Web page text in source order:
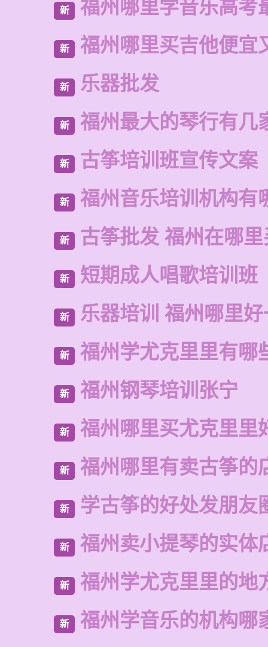
新 福州哪里学音乐高考
新 福州哪里买吉他便宜
新 乐器批发
新 福州最大的琴行有几
新 古筝培训班宣传文案
新 福州音乐培训机构有
新 古筝批发 福州在哪
新 短期成人唱歌培训班
新 乐器培训 福州哪里
新 福州学尤克里里有哪
新 福州钢琴培训张宁
新 福州哪里买尤克里里
新 福州哪里有卖古筝的
新 学古筝的好处发朋友
新 福州卖小提琴的实体
新 福州学尤克里里的地
新 福州学音乐的机构哪